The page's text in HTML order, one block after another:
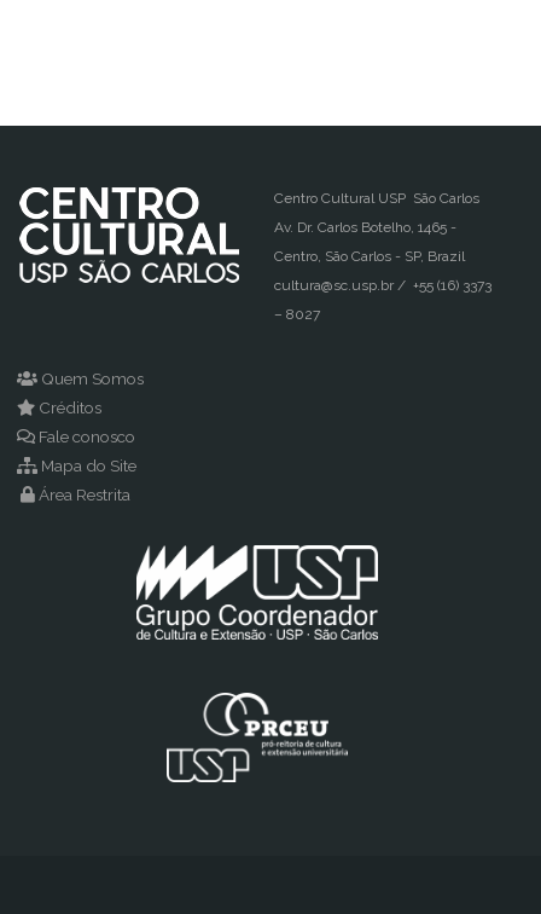
Centro Cultural USP São Carlos
Av. Dr. Carlos Botelho, 1465 -
Centro, São Carlos - SP, Brazil
cultura@sc.usp.br / +55 (16) 3373
– 8027
Quem Somos
Créditos
Fale conosco
Mapa do Site
Área Restrita